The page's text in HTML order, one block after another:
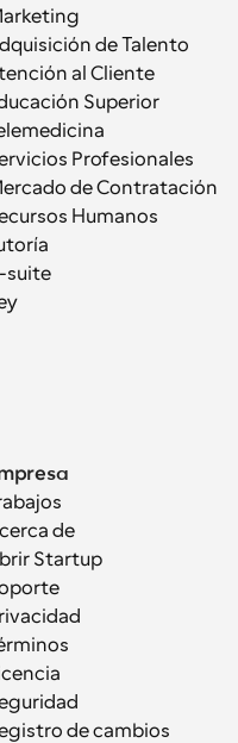
de Talento
al Cliente
Superior
Profesionales
de Contratación
Humanos
suite
de
Startup
de cambios